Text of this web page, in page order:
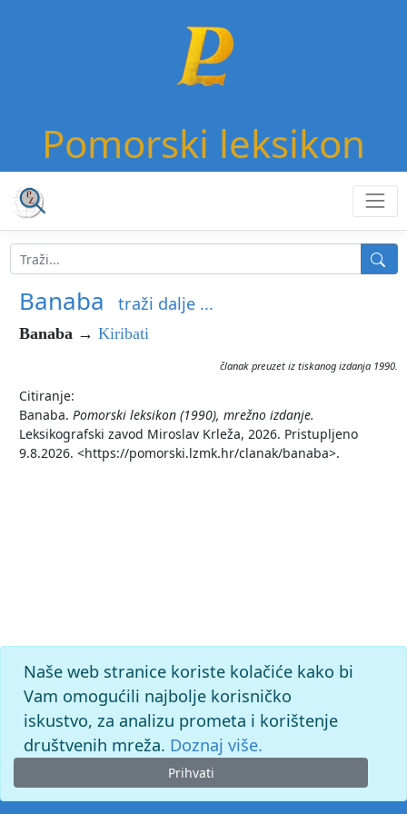
Pomorski leksikon
Banaba traži dalje ...
Banaba → Kiribati
članak preuzet iz tiskanog izdanja 1990.
Citiranje:
Banaba. Pomorski leksikon (1990), mrežno izdanje.
Leksikografski zavod Miroslav Krleža, 2026. Pristupljeno
9.8.2026. <https://pomorski.lzmk.hr/clanak/banaba>.
Naše web stranice koriste kolačiće kako bi
Vam omogućili najbolje korisničko
iskustvo, za analizu prometa i korištenje
društvenih mreža. Doznaj više.
Prihvati
© 2026. -Leksikografski zavodMiroslav Krleža